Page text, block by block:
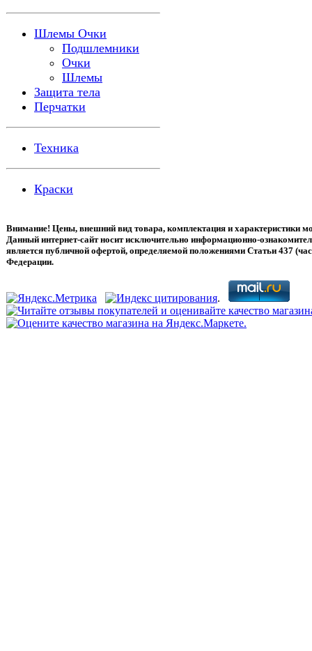
Шлемы Очки
Подшлемники
Очки
Шлемы
Защита тела
Перчатки
Техника
Краски
Внимание! Цены, внешний вид товара, комплектация и характеристики
Данный интернет-сайт носит исключительно информационно-
является публичной офертой, определяемой положениями Статьи 437
Федерации.
.